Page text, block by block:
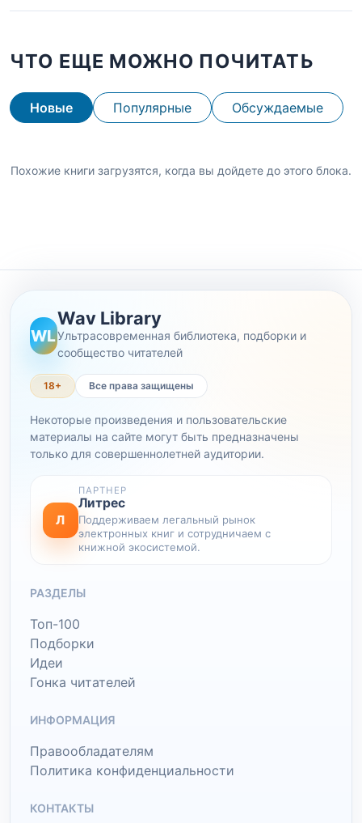
ЧТО ЕЩЕ МОЖНО ПОЧИТАТЬ
Новые Популярные Обсуждаемые
Похожие книги загрузятся, когда вы дойдете до этого блока.
WL
Wav Library
Ультрасовременная библиотека, подборки и
сообщество читателей
18+ Все права защищены
Некоторые произведения и пользовательские
материалы на сайте могут быть предназначены
только для совершеннолетней аудитории.
Л
ПАРТНЕР
Литрес
Поддерживаем легальный рынок
электронных книг и сотрудничаем с
книжной экосистемой.
РАЗДЕЛЫ
Топ-100
Подборки
Идеи
Гонка читателей
ИНФОРМАЦИЯ
Правообладателям
Политика конфиденциальности
КОНТАКТЫ